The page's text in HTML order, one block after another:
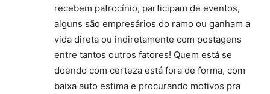
recebem patrocínio, participam de eventos,
alguns são empresários do ramo ou ganham a
vida direta ou indiretamente com postagens
entre tantos outros fatores! Quem está se
doendo com certeza está fora de forma, com
baixa auto estima e procurando motivos pra